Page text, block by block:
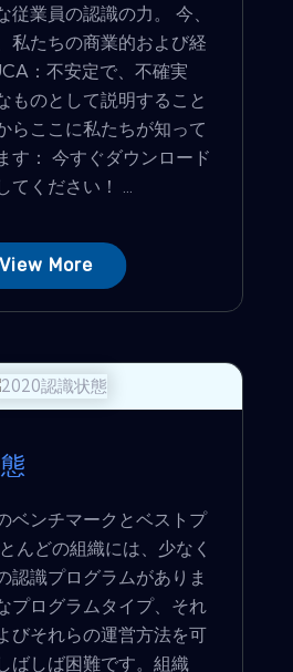
従業員の認識の力。 今、
私たちの商業的および経
：不安定で、不確実
ものとして説明すること
らここに私たちが知って
す： 今すぐダウンロード
ください！ ...
View More
ベンチマークとベストプ
んどの組織には、少なく
認識プログラムがありま
プログラムタイプ、それ
びそれらの運営方法を可
ばしば困難です。組織